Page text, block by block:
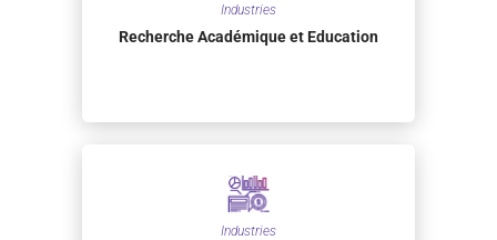
Industries
Recherche Académique et Education
Industries